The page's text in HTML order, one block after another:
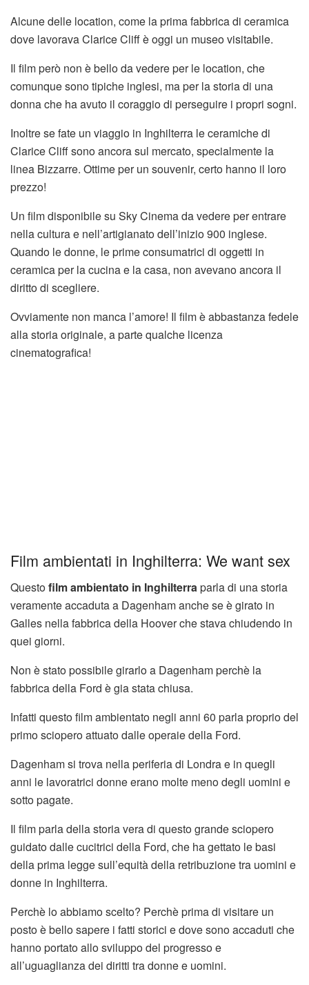
Alcune delle location, come la prima fabbrica di ceramica
dove lavorava Clarice Cliff è oggi un museo visitabile.
Il film però non è bello da vedere per le location, che
comunque sono tipiche inglesi, ma per la storia di una
donna che ha avuto il coraggio di perseguire i propri sogni.
Inoltre se fate un viaggio in Inghilterra le ceramiche di
Clarice Cliff sono ancora sul mercato, specialmente la
linea Bizzarre. Ottime per un souvenir, certo hanno il loro
prezzo!
Un film disponibile su Sky Cinema da vedere per entrare
nella cultura e nell’artigianato dell’inizio 900 inglese.
Quando le donne, le prime consumatrici di oggetti in
ceramica per la cucina e la casa, non avevano ancora il
diritto di scegliere.
Ovviamente non manca l’amore! Il film è abbastanza fedele
alla storia originale, a parte qualche licenza
cinematografica!
Film ambientati in Inghilterra: We want sex
Questofilm ambientato in Inghilterraparla di una storia
veramente accaduta a Dagenham anche se è girato in
Galles nella fabbrica della Hoover che stava chiudendo in
quei giorni.
Non è stato possibile girarlo a Dagenham perchè la
fabbrica della Ford è gia stata chiusa.
Infatti questo film ambientato negli anni 60 parla proprio del
primo sciopero attuato dalle operaie della Ford.
Dagenham si trova nella periferia di Londra e in quegli
anni le lavoratrici donne erano molte meno degli uomini e
sotto pagate.
Il film parla della storia vera di questo grande sciopero
guidato dalle cucitrici della Ford, che ha gettato le basi
della prima legge sull’equità della retribuzione tra uomini e
donne in Inghilterra.
Perchè lo abbiamo scelto? Perchè prima di visitare un
posto è bello sapere i fatti storici e dove sono accaduti che
hanno portato allo sviluppo del progresso e
all’uguaglianza dei diritti tra donne e uomini.